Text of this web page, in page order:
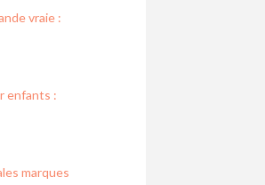
vraie :
enfants :
marques